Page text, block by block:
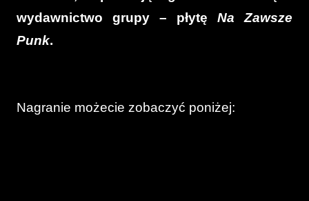
wydawnictwo grupy – płytę Na Zawsze
Punk.
Nagranie możecie zobaczyć poniżej: